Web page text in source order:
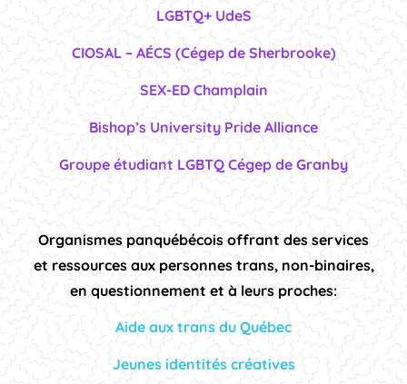
LGBTQ+ UdeS
CIOSAL – AÉCS (Cégep de Sherbrooke)
SEX-ED Champlain
Bishop’s University Pride Alliance
Groupe étudiant LGBTQ Cégep de Granby
Organismes panquébécois offrant des services
et ressources aux personnes trans, non-binaires,
en questionnement et à leurs proches:
Aide aux trans du Québec
Jeunes identités créatives